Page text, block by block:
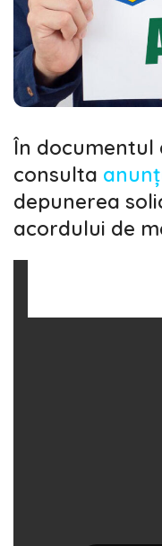
În documentul
consulta
depunerea
acordului de